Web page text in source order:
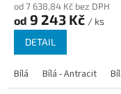
od 7 638,84 Kč bez DPH
od 9 243 Kč / ks
DETAIL
Bílá Bílá - Antracit